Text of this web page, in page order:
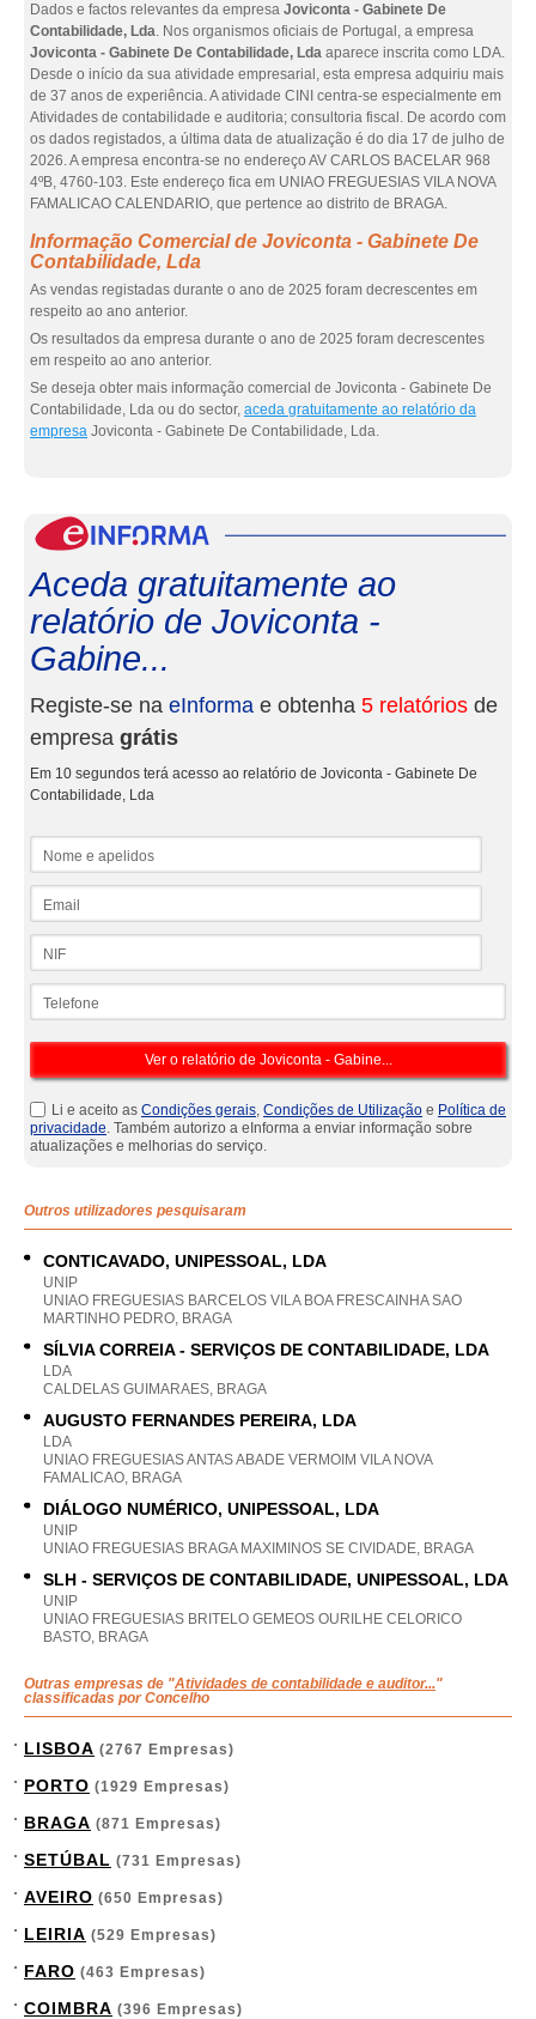
Dados e factos relevantes da empresa Joviconta - Gabinete De
Contabilidade, Lda. Nos organismos oficiais de Portugal, a empresa
Joviconta - Gabinete De Contabilidade, Lda aparece inscrita como LDA.
Desde o início da sua atividade empresarial, esta empresa adquiriu mais
de 37 anos de experiência. A atividade CINI centra-se especialmente em
Atividades de contabilidade e auditoria; consultoria fiscal. De acordo com
os dados registados, a última data de atualização é do dia 17 de julho de
2026. A empresa encontra-se no endereço AV CARLOS BACELAR 968
4ºB, 4760-103. Este endereço fica em UNIAO FREGUESIAS VILA NOVA
FAMALICAO CALENDARIO, que pertence ao distrito de BRAGA.
Informação Comercial de Joviconta - Gabinete De
Contabilidade, Lda
As vendas registadas durante o ano de 2025 foram decrescentes em
respeito ao ano anterior.
Os resultados da empresa durante o ano de 2025 foram decrescentes
em respeito ao ano anterior.
Se deseja obter mais informação comercial de Joviconta - Gabinete De
Contabilidade, Lda ou do sector, aceda gratuitamente ao relatório da
empresa Joviconta - Gabinete De Contabilidade, Lda.
Aceda gratuitamente ao
relatório de Joviconta -
Gabine...
Registe-se na eInforma e obtenha 5 relatórios de
empresa grátis
Em 10 segundos terá acesso ao relatório de Joviconta - Gabinete De
Contabilidade, Lda
Li e aceito as Condições gerais, Condições de Utilização e Política de
privacidade. Também autorizo a eInforma a enviar informação sobre
atualizações e melhorias do serviço.
Outros utilizadores pesquisaram
CONTICAVADO, UNIPESSOAL, LDA
UNIP
UNIAO FREGUESIAS BARCELOS VILA BOA FRESCAINHA SAO
MARTINHO PEDRO, BRAGA
SÍLVIA CORREIA - SERVIÇOS DE CONTABILIDADE, LDA
LDA
CALDELAS GUIMARAES, BRAGA
AUGUSTO FERNANDES PEREIRA, LDA
LDA
UNIAO FREGUESIAS ANTAS ABADE VERMOIM VILA NOVA
FAMALICAO, BRAGA
DIÁLOGO NUMÉRICO, UNIPESSOAL, LDA
UNIP
UNIAO FREGUESIAS BRAGA MAXIMINOS SE CIVIDADE, BRAGA
SLH - SERVIÇOS DE CONTABILIDADE, UNIPESSOAL, LDA
UNIP
UNIAO FREGUESIAS BRITELO GEMEOS OURILHE CELORICO
BASTO, BRAGA
Outras empresas de "Atividades de contabilidade e auditor..."
classificadas por Concelho
LISBOA (2767 Empresas)
PORTO (1929 Empresas)
BRAGA (871 Empresas)
SETÚBAL (731 Empresas)
AVEIRO (650 Empresas)
LEIRIA (529 Empresas)
FARO (463 Empresas)
COIMBRA (396 Empresas)